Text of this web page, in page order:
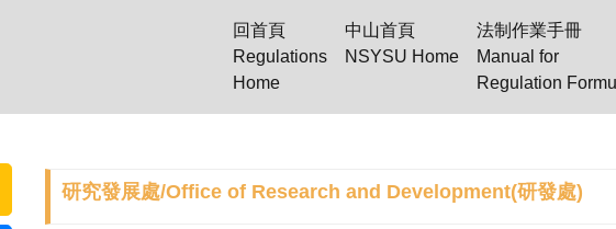
回首頁
Regulations
Home(current)
中山首頁
NSYSU Home
法制作業手冊
Manual for
Regulation
研究發展處/Office of Research and Development(研發處)